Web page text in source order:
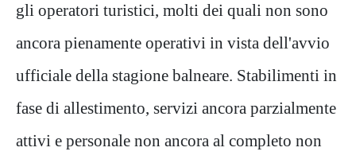
gli operatori turistici, molti dei quali non sono
ancora pienamente operativi in vista dell'avvio
ufficiale della stagione balneare. Stabilimenti in
fase di allestimento, servizi ancora parzialmente
attivi e personale non ancora al completo non